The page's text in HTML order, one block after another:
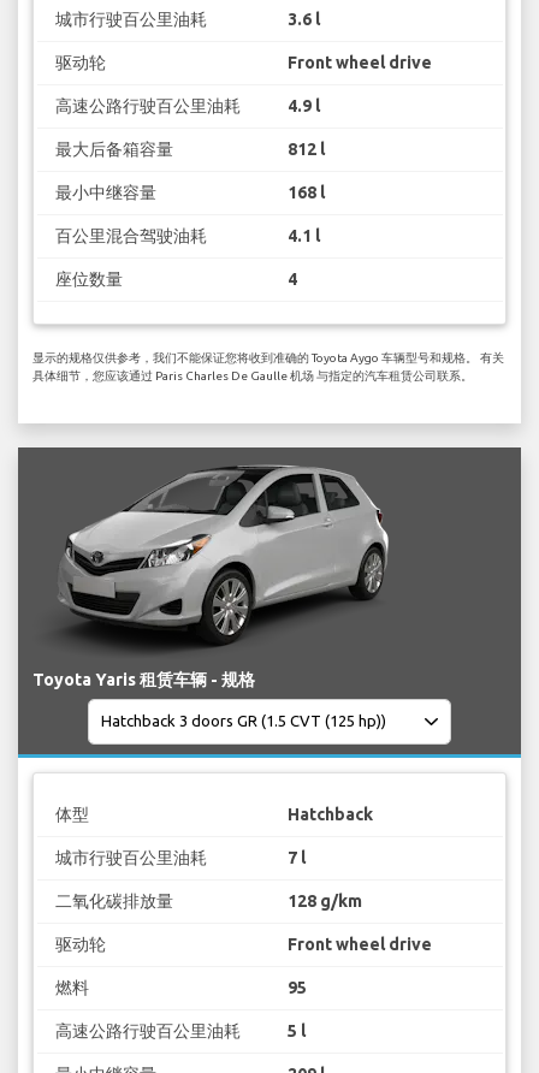
城市行驶百公里油耗 3.6 l
驱动轮 Front wheel drive
高速公路行驶百公里油耗 4.9 l
最大后备箱容量 812 l
最小中继容量 168 l
百公里混合驾驶油耗 4.1 l
座位数量 4
显示的规格仅供参考，我们不能保证您将收到准确的 Toyota Aygo 车辆型号和规格。 有关
具体细节，您应该通过 Paris Charles De Gaulle 机场 与指定的汽车租赁公司联系。
Toyota Yaris 租赁车辆 - 规格
体型 Hatchback
城市行驶百公里油耗 7 l
二氧化碳排放量 128 g/km
驱动轮 Front wheel drive
燃料 95
高速公路行驶百公里油耗 5 l